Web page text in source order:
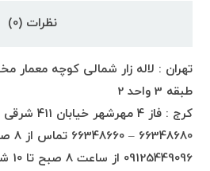
نظرات (0)
تهران : لاله زار شمالی کوچه معمار
طبقه 3 واحد 2
کرج : فاز 4 مهرشهر خیابان 411 شرقی پلاک 114 واحد 1
66348680 – 66348660 تماس از 8 صبح تا 6 شب
09125449096 از ساعت 8 صبح تا 10 شب